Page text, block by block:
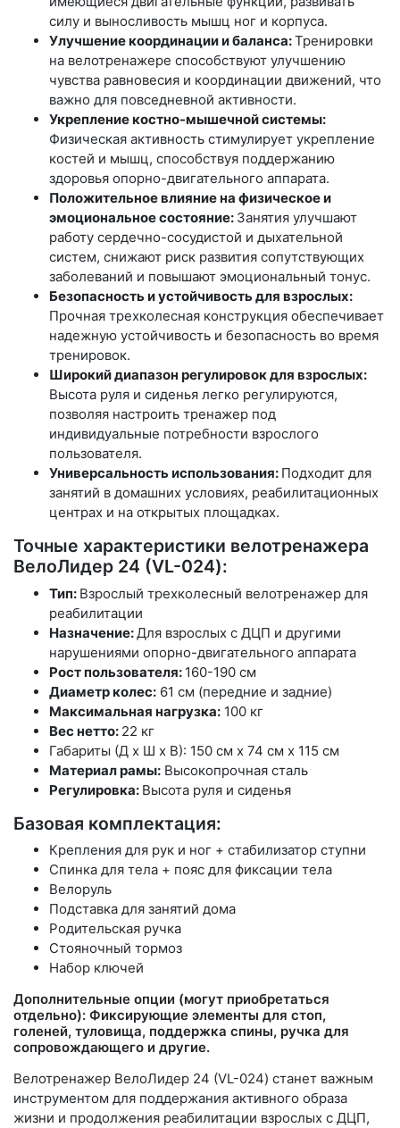
силу и выносливость мышц ног и корпуса.
Улучшение координации и баланса:Тренировки
на велотренажере способствуют улучшению
чувства равновесия и координации движений, что
важно для повседневной активности.
Укрепление костно-мышечной системы:
Физическая активность стимулирует укрепление
костей и мышц, способствуя поддержанию
здоровья опорно-двигательного аппарата.
Положительное влияние на физическое и
эмоциональное состояние: Занятия улучшают
работу сердечно-сосудистой и дыхательной
систем, снижают риск развития сопутствующих
заболеваний и повышают эмоциональный тонус.
Безопасность и устойчивость для взрослых:
Прочная трехколесная конструкция обеспечивает
надежную устойчивость и безопасность во время
тренировок.
Широкий диапазон регулировок для взрослых:
Высота руля и сиденья легко регулируются,
позволяя настроить тренажер под
индивидуальные потребности взрослого
пользователя.
Универсальность использования: Подходит для
занятий в домашних условиях, реабилитационных
центрах и на открытых площадках.
Точные характеристики велотренажера
ВелоЛидер 24 (VL-024):
Тип: Взрослый трехколесный велотренажер для
реабилитации
Назначение:Для взрослых с ДЦП и другими
нарушениями опорно-двигательного аппарата
Рост пользователя: 160-190 см
Диаметр колес: 61 см (передние и задние)
Максимальная нагрузка: 100 кг
Вес нетто: 22 кг
Габариты (Д х Ш х В): 150 см х 74 см х 115 см
Материал рамы: Высокопрочная сталь
Регулировка: Высота руля и сиденья
Базовая комплектация:
Крепления для рук и ног + стабилизатор ступни
Спинка для тела + пояс для фиксации тела
Велоруль
Подставка для занятий дома
Родительская ручка
Стояночный тормоз
Набор ключей
Дополнительные опции (могут приобретаться
отдельно): Фиксирующие элементы для стоп,
голеней, туловища, поддержка спины, ручка для
сопровождающего и другие.
Велотренажер ВелоЛидер 24 (VL-024) станет важным
инструментом для поддержания активного образа
жизни и продолжения реабилитации взрослых с ДЦП,